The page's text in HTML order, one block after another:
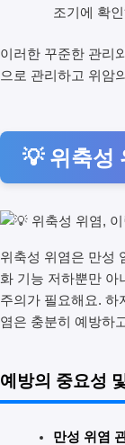
조기에 확
이러한 꾸준한 관리
으로 관리하고 위암
💡 위축성
위축성 위염은 만성
화 기능 저하뿐만 아
주의가 필요해요. 하
염은 충분히 예방하
예방의 중요성
만성 위염